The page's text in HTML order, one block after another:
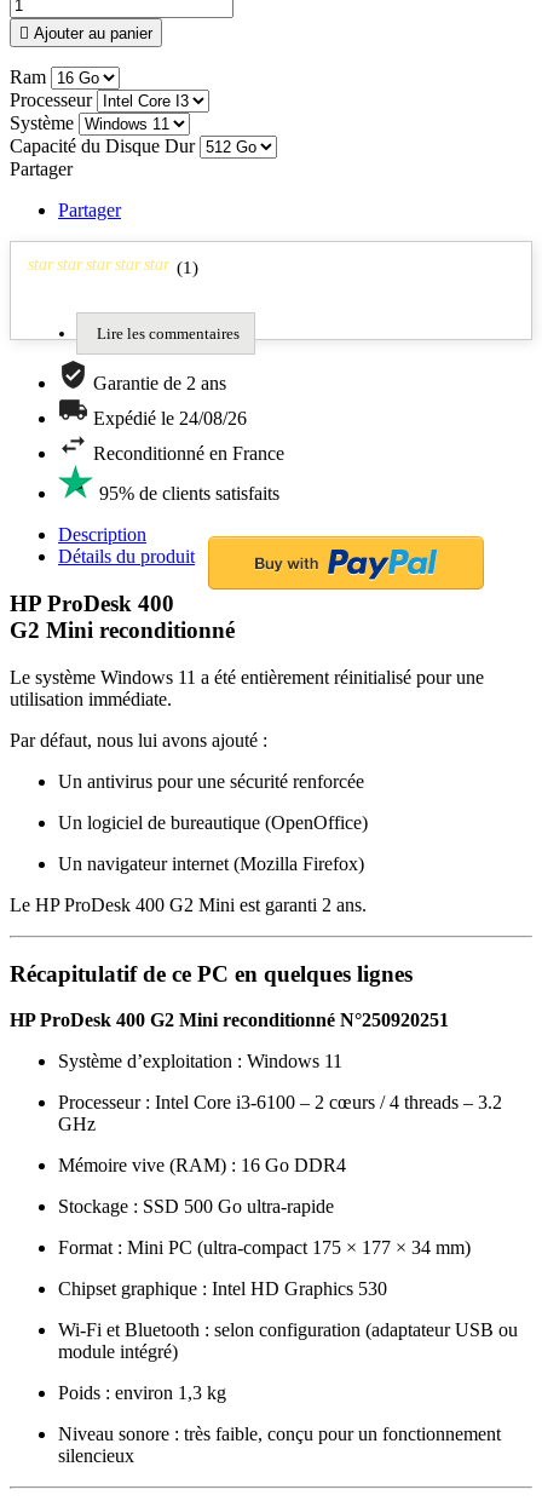
 Ajouter au panier
Ram
Processeur
Système
Capacité du Disque Dur
Partager
Partager
star star star star star (1)
Lire les commentaires
Garantie de 2 ans
Expédié le 24/08/26
Reconditionné en France
95% de clients satisfaits
Description
Détails du produit
HP ProDesk 400
G2 Mini reconditionné
Le système Windows 11 a été entièrement réinitialisé pour une
utilisation immédiate.
Par défaut, nous lui avons ajouté :
Un antivirus pour une sécurité renforcée
Un logiciel de bureautique (OpenOffice)
Un navigateur internet (Mozilla Firefox)
Le HP ProDesk 400 G2 Mini est garanti 2 ans.
Récapitulatif de ce PC en quelques lignes
HP ProDesk 400 G2 Mini reconditionné N°250920251
Système d’exploitation : Windows 11
Processeur : Intel Core i3-6100 – 2 cœurs / 4 threads – 3.2
GHz
Mémoire vive (RAM) : 16 Go DDR4
Stockage : SSD 500 Go ultra-rapide
Format : Mini PC (ultra-compact 175 × 177 × 34 mm)
Chipset graphique : Intel HD Graphics 530
Wi-Fi et Bluetooth : selon configuration (adaptateur USB ou
module intégré)
Poids : environ 1,3 kg
Niveau sonore : très faible, conçu pour un fonctionnement
silencieux